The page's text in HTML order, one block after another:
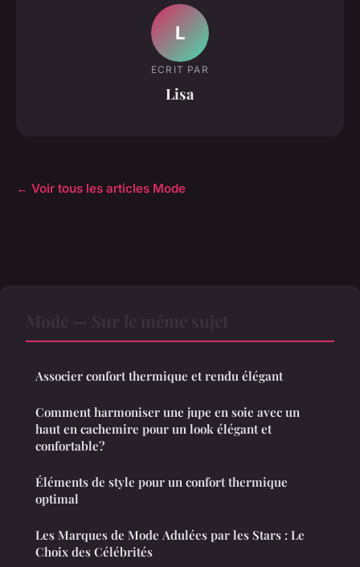
L
ECRIT PAR
Lisa
← Voir tous les articles Mode
Associer confort thermique et rendu élégant
Comment harmoniser une jupe en soie avec un
haut en cachemire pour un look élégant et
confortable?
Éléments de style pour un confort thermique
optimal
Les Marques de Mode Adulées par les Stars : Le
Choix des Célébrités